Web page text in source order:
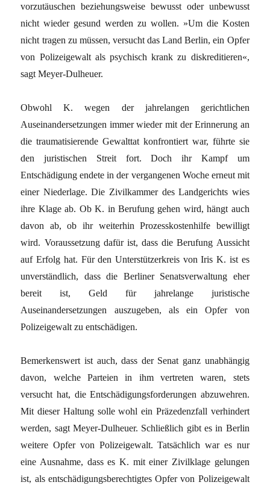
vorzutäuschen beziehungsweise bewusst oder unbewusst
nicht wieder gesund werden zu wollen. »Um die Kosten
nicht tragen zu müssen, versucht das Land Berlin, ein Opfer
von Polizeigewalt als psychisch krank zu diskreditieren«,
sagt Meyer-Dulheuer.
Obwohl K. wegen der jahrelangen gerichtlichen
Auseinandersetzungen immer wieder mit der Erinnerung an
die traumatisierende Gewalttat konfrontiert war, führte sie
den juristischen Streit fort. Doch ihr Kampf um
Entschädigung endete in der vergangenen Woche erneut mit
einer Niederlage. Die Zivilkammer des Landgerichts wies
ihre Klage ab. Ob K. in Berufung gehen wird, hängt auch
davon ab, ob ihr weiterhin Prozesskostenhilfe bewilligt
wird. Voraussetzung dafür ist, dass die Berufung Aussicht
auf Erfolg hat. Für den Unterstützerkreis von Iris K. ist es
unverständlich, dass die Berliner Senatsverwaltung eher
bereit ist, Geld für jahrelange juristische
Auseinandersetzungen auszugeben, als ein Opfer von
Polizeigewalt zu entschädigen.
Bemerkenswert ist auch, dass der Senat ganz unabhängig
davon, welche Parteien in ihm vertreten waren, stets
versucht hat, die Entschädigungsforderungen abzuwehren.
Mit dieser Haltung solle wohl ein Präzedenzfall verhindert
werden, sagt Meyer-Dulheuer. Schließlich gibt es in Berlin
weitere Opfer von Polizeigewalt. Tatsächlich war es nur
eine Ausnahme, dass es K. mit einer Zivilklage gelungen
ist, als entschädigungsberechtigtes Opfer von Polizeigewalt